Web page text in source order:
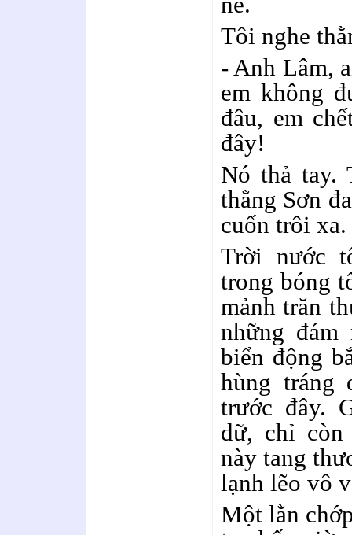
Tôi nghe
- Anh Lâm,
em không
đâu, em
đây!
Nó thả tay.
thằng Sơn
cuốn trôi xa.
Trời nước
trong bóng
mảnh trăn
những đám
biển động
hùng tráng
trước đây.
dữ, chỉ
này tang
lạnh lẽo vô
Một lằn